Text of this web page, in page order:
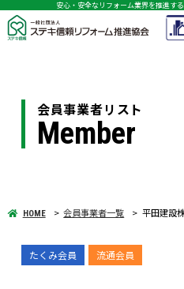
安心・安全なリフォーム業界を推進す
会員事業者リスト
Member
HOME 会員事業者一覧 平田建設
たくみ会員 流通会員